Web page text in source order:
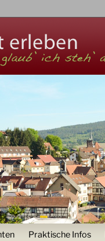
Praktische Infos